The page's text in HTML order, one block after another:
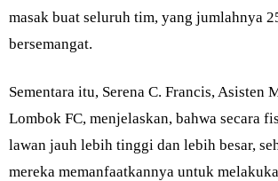
masak buat seluruh tim, yang jumlahnya
bersemangat.
Sementara itu, Serena C. Francis, Asisten
Lombok FC, menjelaskan, bahwa secara
lawan jauh lebih tinggi dan lebih besar,
mereka memanfaatkannya untuk